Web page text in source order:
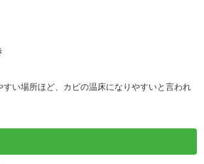
い場所ほど、カビの温床になりやすいと言われ